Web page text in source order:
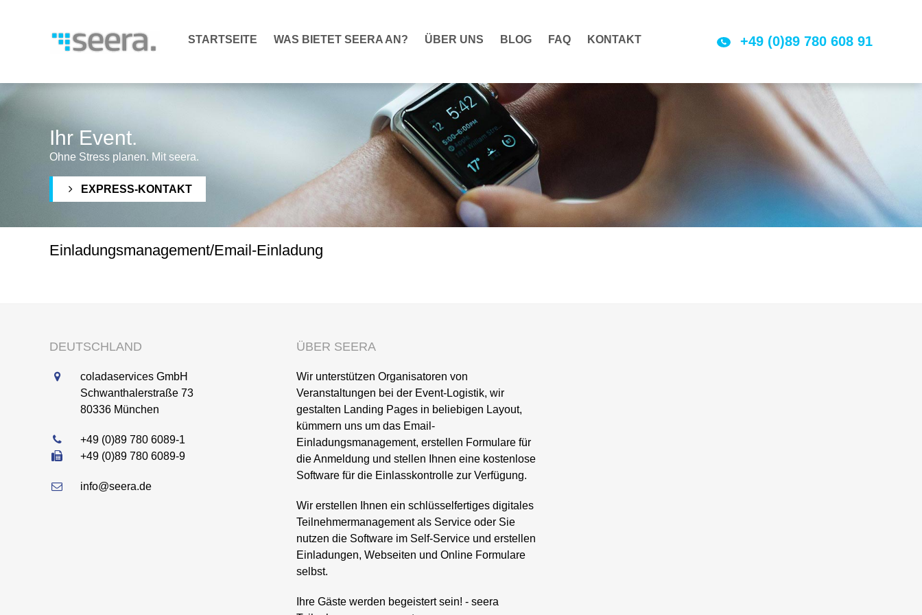
STARTSEITE WAS BIETET SEERA AN? ÜBER UNS BLOG FAQ KONTAKT +49 (0)89 780 608 91
Ihr Event.
Ohne Stress planen. Mit seera.
EXPRESS-KONTAKT
Einladungsmanagement/Email-Einladung
DEUTSCHLAND
coladaservices GmbH
Schwanthalerstraße 73
80336 München
+49 (0)89 780 6089-1
+49 (0)89 780 6089-9
info@seera.de
ÜBER SEERA
Wir unterstützen Organisatoren von
Veranstaltungen bei der Event-Logistik, wir
gestalten Landing Pages in beliebigen Layout,
kümmern uns um das Email-
Einladungsmanagement, erstellen Formulare für
die Anmeldung und stellen Ihnen eine kostenlose
Software für die Einlasskontrolle zur Verfügung.
Wir erstellen Ihnen ein schlüsselfertiges digitales
Teilnehmermanagement als Service oder Sie
nutzen die Software im Self-Service und erstellen
Einladungen, Webseiten und Online Formulare
selbst.
Ihre Gäste werden begeistert sein! - seera